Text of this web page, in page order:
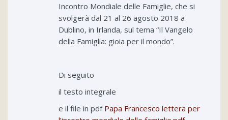
Incontro Mondiale delle Famiglie, che si
svolgerà dal 21 al 26 agosto 2018 a
Dublino, in Irlanda, sul tema “Il Vangelo
della Famiglia: gioia per il mondo”.
Di seguito
il testo integrale
e il file in pdf Papa Francesco lettera per